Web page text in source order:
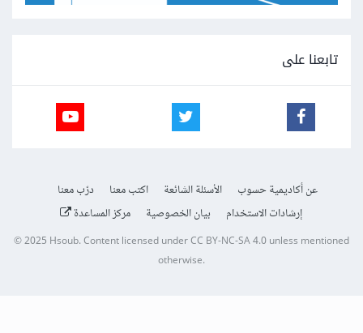
تابعنا على
عن أكاديمية حسوب الأسئلة الشائعة اكتب معنا
درّب معنا
إرشادات الاستخدام
بيان الخصوصية مركز المساعدة
© 2025 Hsoub.Content licensed underCC BY-NC-SA 4.0unless mentioned
otherwise.